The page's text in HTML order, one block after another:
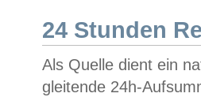
24 Stunden
Als Quelle dient ein
gleitende 24h-